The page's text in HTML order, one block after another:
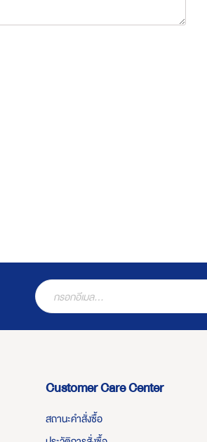
Customer Care Center
สถานะคำสั่งซื้อ